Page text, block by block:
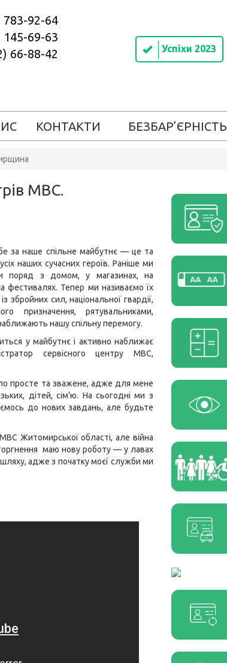
783-92-64
145-69-63
66-88-42
Успіхи 2023
КОНТАКТИ БЕЗБАР’ЄРНІСТЬ
МВС.
за наше спільне майбутнє — це та
наших сучасних героїв. Раніше ми
поряд з домом, у магазинах, на
фестивалях. Тепер ми називаємо їх
збройних сил, національної гвардії,
призначення, рятувальниками,
нашу спільну перемогу.
у майбутнє і активно наближає
сервісного центру МВС,
просте та зважене, адже для мене
дітей, сім’ю. На сьогодні ми з
до нових завдань, але будьте
Житомирської області, але війна
маю нову роботу — у лавах
адже з початку моєї служби ми